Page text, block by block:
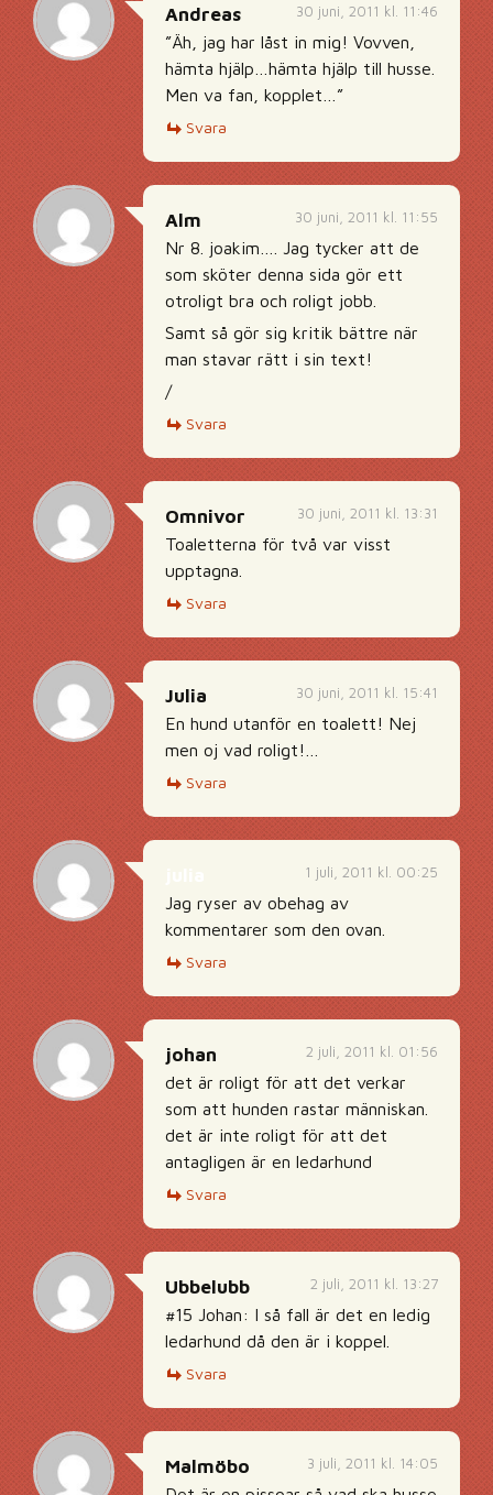
30 juni, 2011 kl. 11:46
Andreas
”Äh, jag har låst in mig! Vovven,
hämta hjälp…hämta hjälp till husse.
Men va fan, kopplet…”
Svara
30 juni, 2011 kl. 11:55
Alm
Nr 8. joakim…. Jag tycker att de
som sköter denna sida gör ett
otroligt bra och roligt jobb.
Samt så gör sig kritik bättre när
man stavar rätt i sin text!
/
Svara
30 juni, 2011 kl. 13:31
Omnivor
Toaletterna för två var visst
upptagna.
Svara
30 juni, 2011 kl. 15:41
Julia
En hund utanför en toalett! Nej
men oj vad roligt!…
Svara
1 juli, 2011 kl. 00:25
Jag ryser av obehag av
kommentarer som den ovan.
Svara
2 juli, 2011 kl. 01:56
johan
det är roligt för att det verkar
som att hunden rastar människan.
det är inte roligt för att det
antagligen är en ledarhund
Svara
2 juli, 2011 kl. 13:27
Ubbelubb
#15 Johan: I så fall är det en ledig
ledarhund då den är i koppel.
Svara
3 juli, 2011 kl. 14:05
Malmöbo